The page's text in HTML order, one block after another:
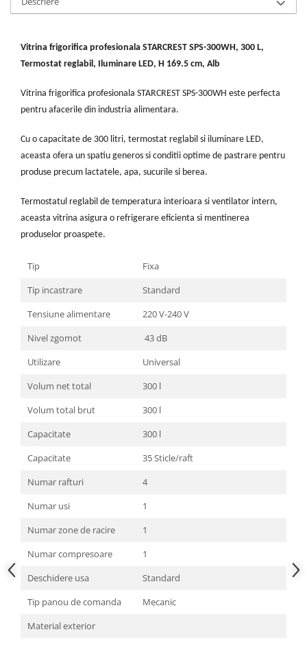
Vitrina frigorifica profesionala STARCREST SPS-300WH, 300 L,
Termostat reglabil, Iluminare LED, H 169.5 cm, Alb
Vitrina frigorifica profesionala STARCREST SPS-300WH este perfecta
pentru afacerile din industria alimentara.
Cu o capacitate de 300 litri, termostat reglabil si iluminare LED,
aceasta ofera un spatiu generos si conditii optime de pastrare pentru
produse precum lactatele, apa, sucurile si berea.
Termostatul reglabil de temperatura interioara si ventilator intern,
aceasta vitrina asigura o refrigerare eficienta si mentinerea
produselor proaspete.
Tip
Fixa
Tip incastrare
Standard
Tensiune alimentare
220 V-240 V
Nivel zgomot
43 dB
Utilizare
Universal
Volum net total
300 l
Volum total brut
300 l
Capacitate
300 l
Capacitate
35 Sticle/raft
Numar rafturi
4
Numar usi
1
Numar zone de racire
1
Numar compresoare
1
Deschidere usa
Standard
Tip panou de comanda
Mecanic
Material exterior